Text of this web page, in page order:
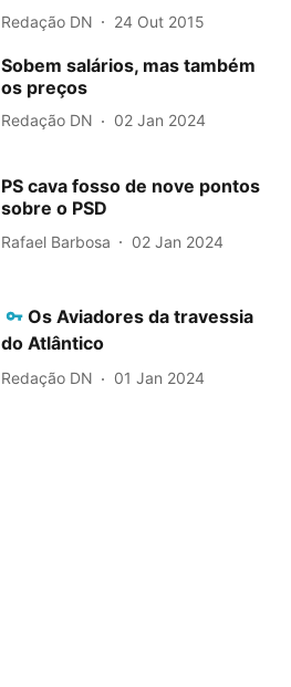
Redação DN 24 Out 2015
Sobem salários, mas também
os preços
Redação DN 02 Jan 2024
PS cava fosso de nove pontos
sobre o PSD
Rafael Barbosa 02 Jan 2024
Os Aviadores da travessia
do Atlântico
Redação DN 01 Jan 2024